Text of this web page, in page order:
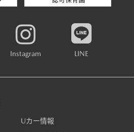
Instagram LINE
Uカー情報